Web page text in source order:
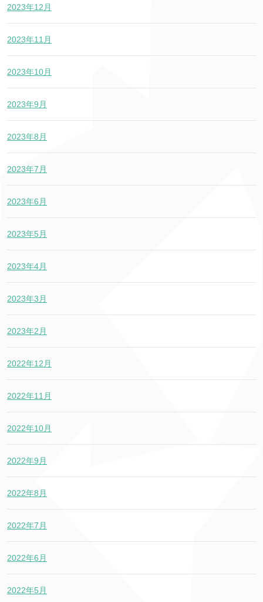
2023年12月
2023年11月
2023年10月
2023年9月
2023年8月
2023年7月
2023年6月
2023年5月
2023年4月
2023年3月
2023年2月
2022年12月
2022年11月
2022年10月
2022年9月
2022年8月
2022年7月
2022年6月
2022年5月